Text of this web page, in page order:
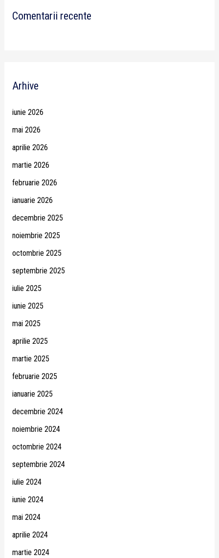
Comentarii recente
Arhive
iunie 2026
mai 2026
aprilie 2026
martie 2026
februarie 2026
ianuarie 2026
decembrie 2025
noiembrie 2025
octombrie 2025
septembrie 2025
iulie 2025
iunie 2025
mai 2025
aprilie 2025
martie 2025
februarie 2025
ianuarie 2025
decembrie 2024
noiembrie 2024
octombrie 2024
septembrie 2024
iulie 2024
iunie 2024
mai 2024
aprilie 2024
martie 2024